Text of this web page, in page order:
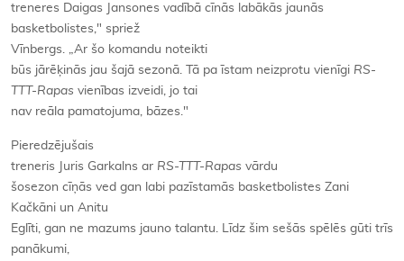
treneres Daigas Jansones vadībā cīnās labākās jaunās
basketbolistes," spriež
Vīnbergs. „Ar šo komandu noteikti
būs jārēķinās jau šajā sezonā. Tā pa īstam neizprotu vienīgi RS-
TTT-Rapas vienības izveidi, jo tai
nav reāla pamatojuma, bāzes."
Pieredzējušais
treneris Juris Garkalns ar RS-TTT-Rapas vārdu
šosezon cīņās ved gan labi pazīstamās basketbolistes Zani
Kačkāni un Anitu
Eglīti, gan ne mazums jauno talantu. Līdz šim sešās spēlēs gūti trīs
panākumi,